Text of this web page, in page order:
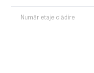
Număr etaje clădire